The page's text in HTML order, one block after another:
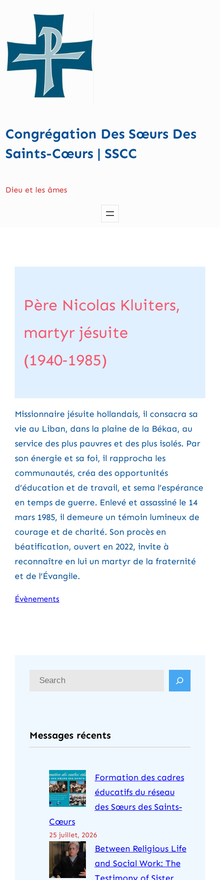
Congrégation Des Sœurs Des
Saints-Cœurs | SSCC
Dieu et les âmes
Père Nicolas Kluiters,
martyr jésuite
(1940‑1985)
Missionnaire jésuite hollandais, il consacra sa
vie au Liban, dans la plaine de la Békaa, au
service des plus pauvres et des plus isolés. Par
son énergie et sa foi, il rapprocha les
communautés, créa des opportunités
d’éducation et de travail, et sema l’espérance
en temps de guerre. Enlevé et assassiné le 14
mars 1985, il demeure un témoin lumineux de
courage et de charité. Son procès en
béatification, ouvert en 2022, invite à
reconnaître en lui un martyr de la fraternité
et de l’Évangile.
Évènements
e
r
Messages récents
Formation des cadres
éducatifs du réseau
des Sœurs des Saints-
Cœurs
25 juillet, 2026
Between Religious Life
and Social Work: The